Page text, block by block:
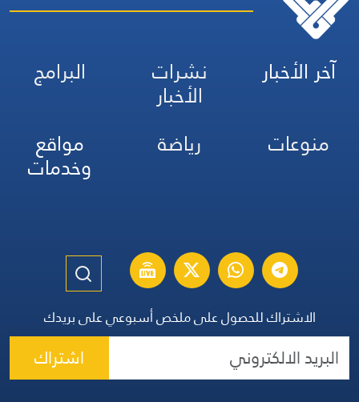
آخر الأخبار نشرات
الأخبار
البرامج
منوعات
رياضة مواقع
وخدمات
الاشتراك للحصول على ملخص أسبوعي على بريدك
اشتراك